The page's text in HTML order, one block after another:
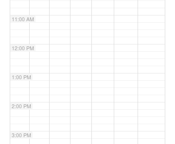
11:00 AM
12:00 PM
1:00 PM
2:00 PM
3:00 PM